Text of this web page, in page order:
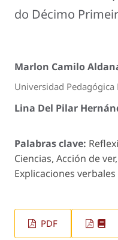
do Décimo
Marlon Camilo
Universidad Pedagógica
Lina Del Pilar
Palabras clave:
Ciencias, Acción de
Explicaciones verbales
PDF